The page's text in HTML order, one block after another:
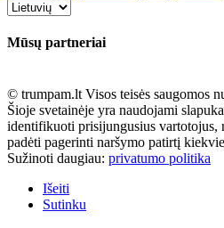
Mūsų partneriai
© trumpam.lt Visos teisės saugomos
Šioje svetainėje yra naudojami
identifikuoti prisijungusius vartotojus,
padėti pagerinti naršymo patirtį
Sužinoti daugiau: privatumo politika
Išeiti
Sutinku